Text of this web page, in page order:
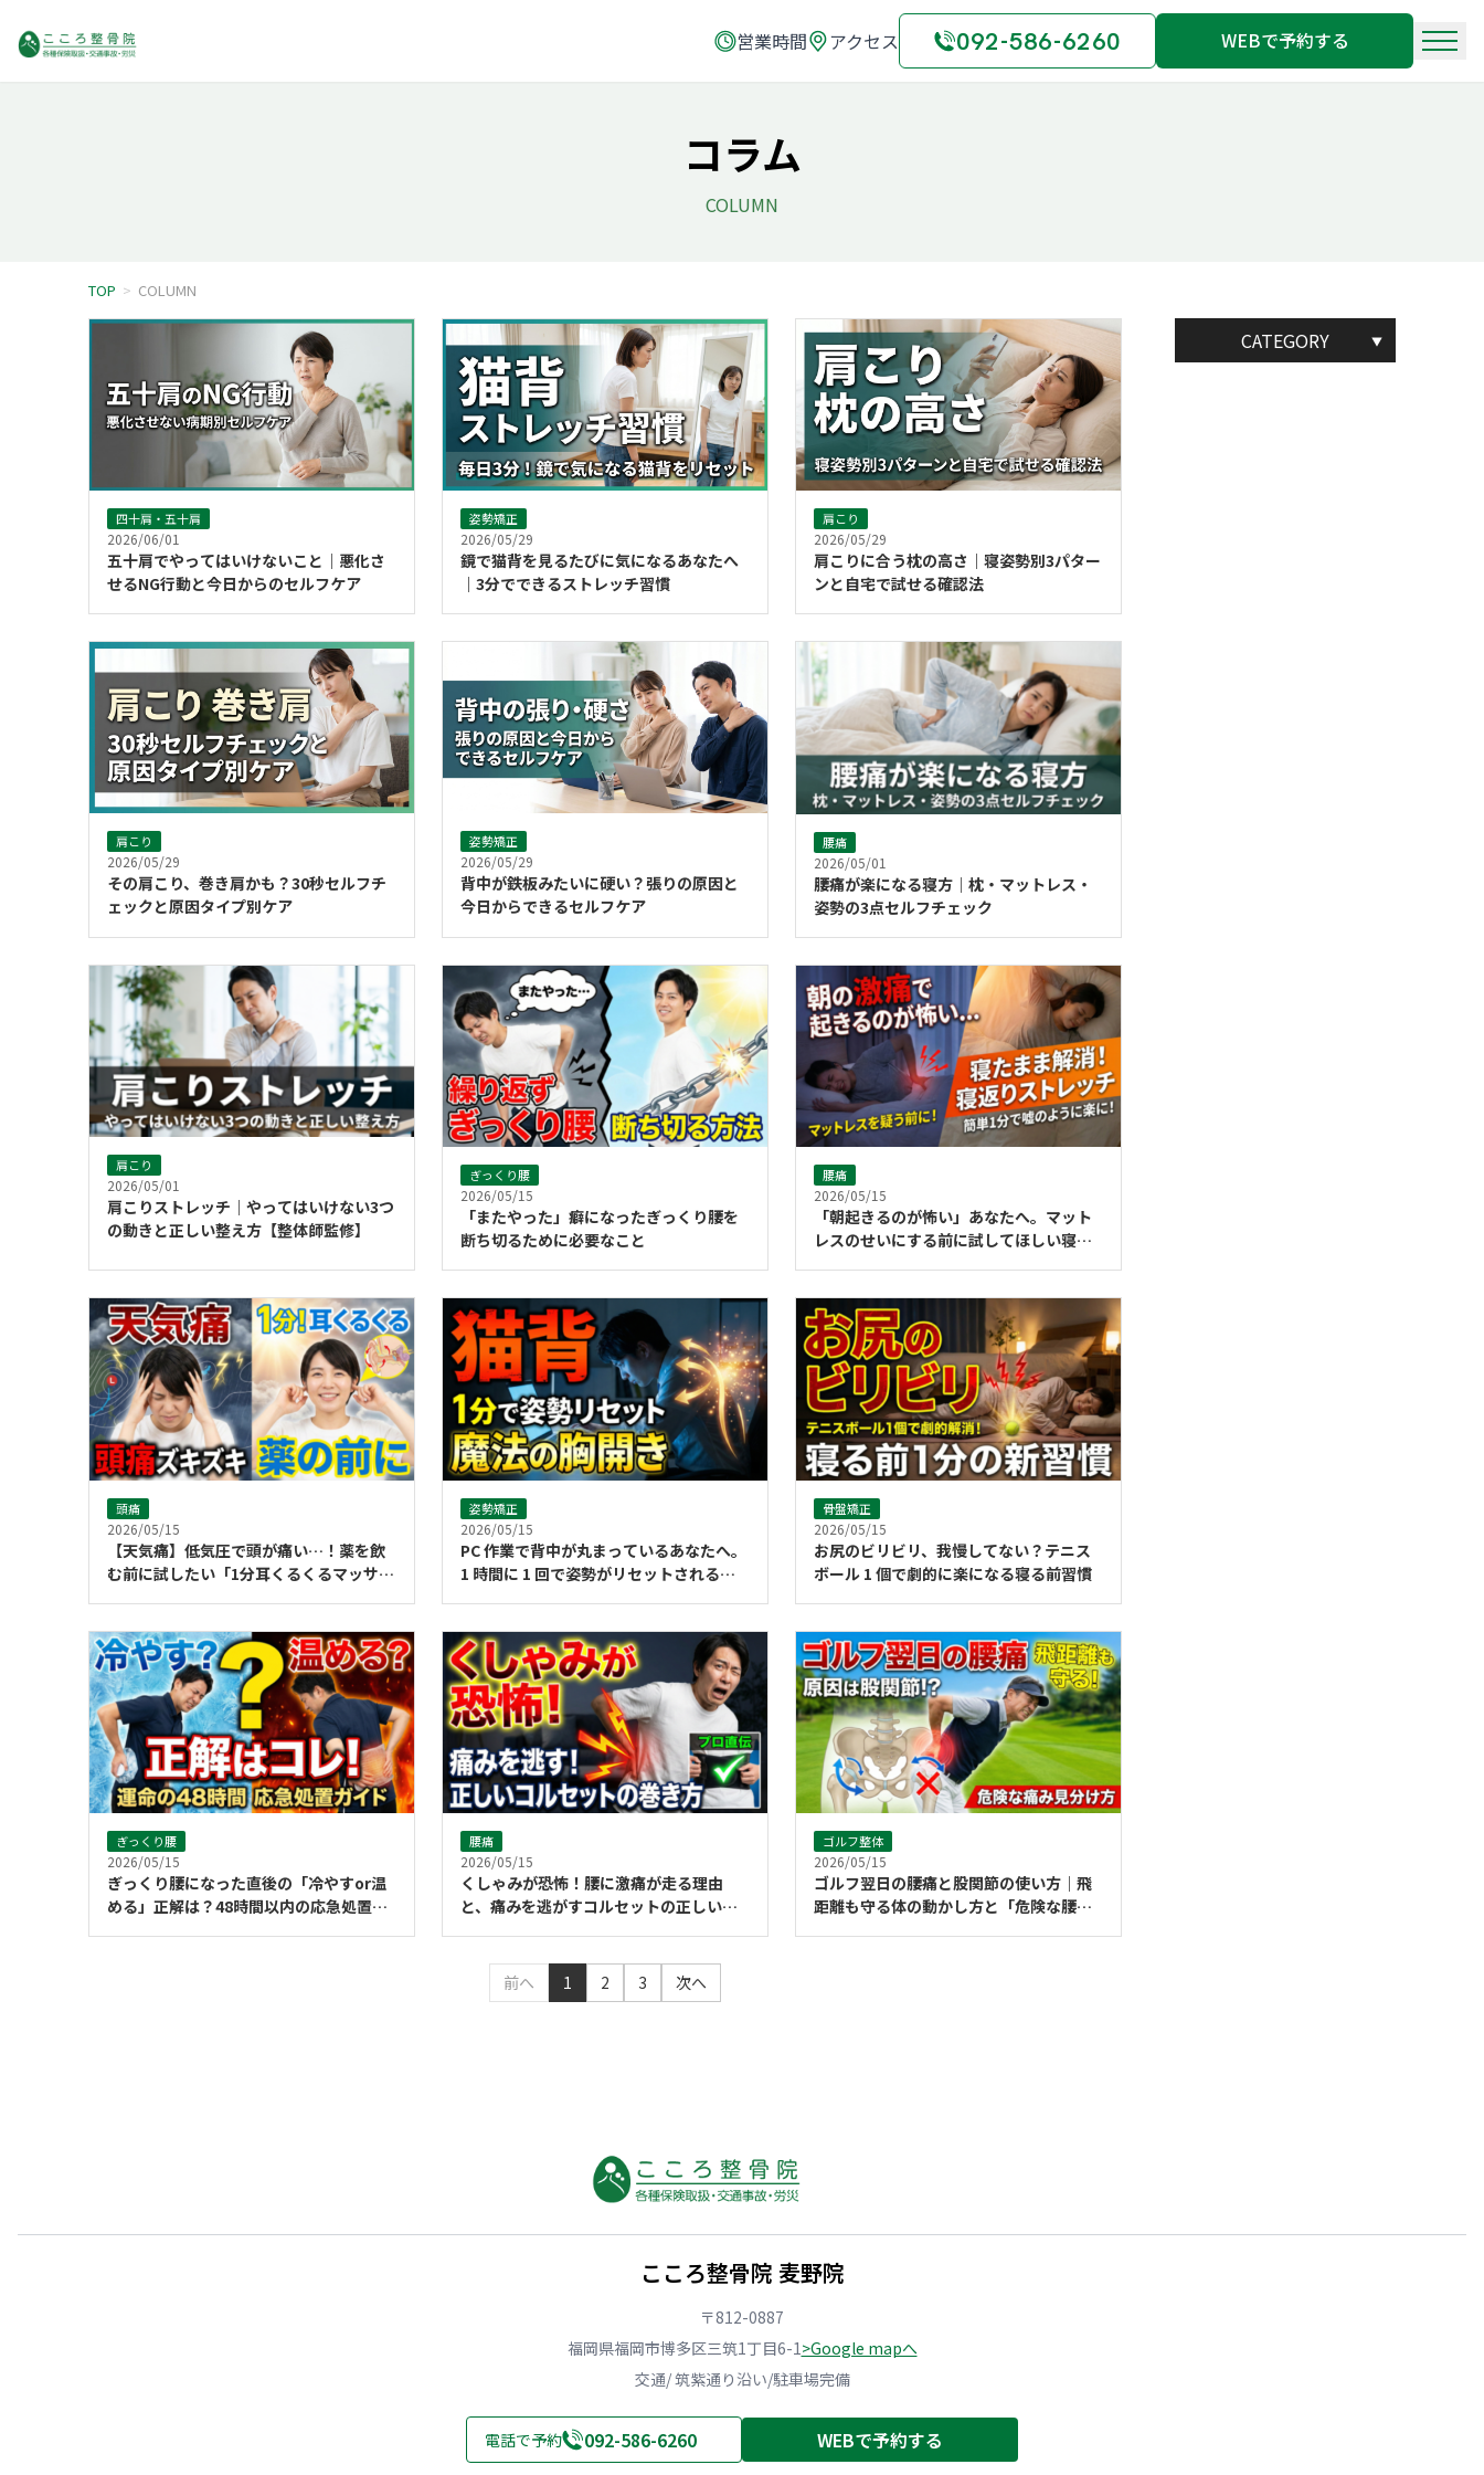
営業時間 アクセス 092-586-6260 WEBで予約する
コラム
COLUMN
TOP > COLUMN
四十肩・五十肩
2026/06/01
五十肩でやってはいけないこと｜悪化さ
せるNG行動と今日からのセルフケア
姿勢矯正
2026/05/29
鏡で猫背を見るたびに気になるあなたへ
｜3分でできるストレッチ習慣
肩こり
2026/05/29
肩こりに合う枕の高さ｜寝姿勢別3パター
ンと自宅で試せる確認法
肩こり
2026/05/29
その肩こり、巻き肩かも？30秒セルフチ
ェックと原因タイプ別ケア
姿勢矯正
2026/05/29
背中が鉄板みたいに硬い？張りの原因と
今日からできるセルフケア
腰痛
2026/05/01
腰痛が楽になる寝方｜枕・マットレス・
姿勢の3点セルフチェック
肩こり
2026/05/01
肩こりストレッチ｜やってはいけない3つ
の動きと正しい整え方【整体師監修】
ぎっくり腰
2026/05/15
「またやった」癖になったぎっくり腰を
断ち切るために必要なこと
腰痛
2026/05/15
「朝起きるのが怖い」あなたへ。マット
レスのせいにする前に試してほしい寝返
頭痛
2026/05/15
【天気痛】低気圧で頭が痛い…！薬を飲
む前に試したい「1分耳くるくるマッサー
姿勢矯正
2026/05/15
PC 作業で背中が丸まっているあなたへ。
1 時間に 1 回で姿勢がリセットされる
骨盤矯正
2026/05/15
お尻のビリビリ、我慢してない？テニス
ボール 1 個で劇的に楽になる寝る前習慣
ぎっくり腰
2026/05/15
ぎっくり腰になった直後の「冷やすor温
める」正解は？48時間以内の応急処置ガ
腰痛
2026/05/15
くしゃみが恐怖！腰に激痛が走る理由
と、痛みを逃がすコルセットの正しい巻
ゴルフ整体
2026/05/15
ゴルフ翌日の腰痛と股関節の使い方｜飛
距離も守る体の動かし方と「危険な腰
前へ 1 2 3 次へ
CATEGORY ▼
こころ整骨院 麦野院
〒812-0887
福岡県福岡市博多区三筑1丁目6-1 >Google mapへ
交通/ 筑紫通り沿い/駐車場完備
電話で予約 092-586-6260 WEBで予約する